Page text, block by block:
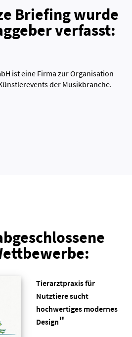
Briefing wurde
verfasst:
ist eine Firma zur Organisation
der Musikbranche.
Tierarztpraxis für
Nutztiere sucht
hochwertiges modernes
Design"